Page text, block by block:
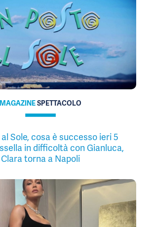
MAGAZINESPETTACOLO
Sole, cosa è successo ieri 5
in difficoltà con Gianluca,
Clara torna a Napoli